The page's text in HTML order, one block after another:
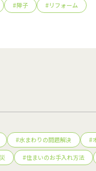
#障子 #リフォーム
#水まわりの問題解決 #
#住まいのお手入れ方法